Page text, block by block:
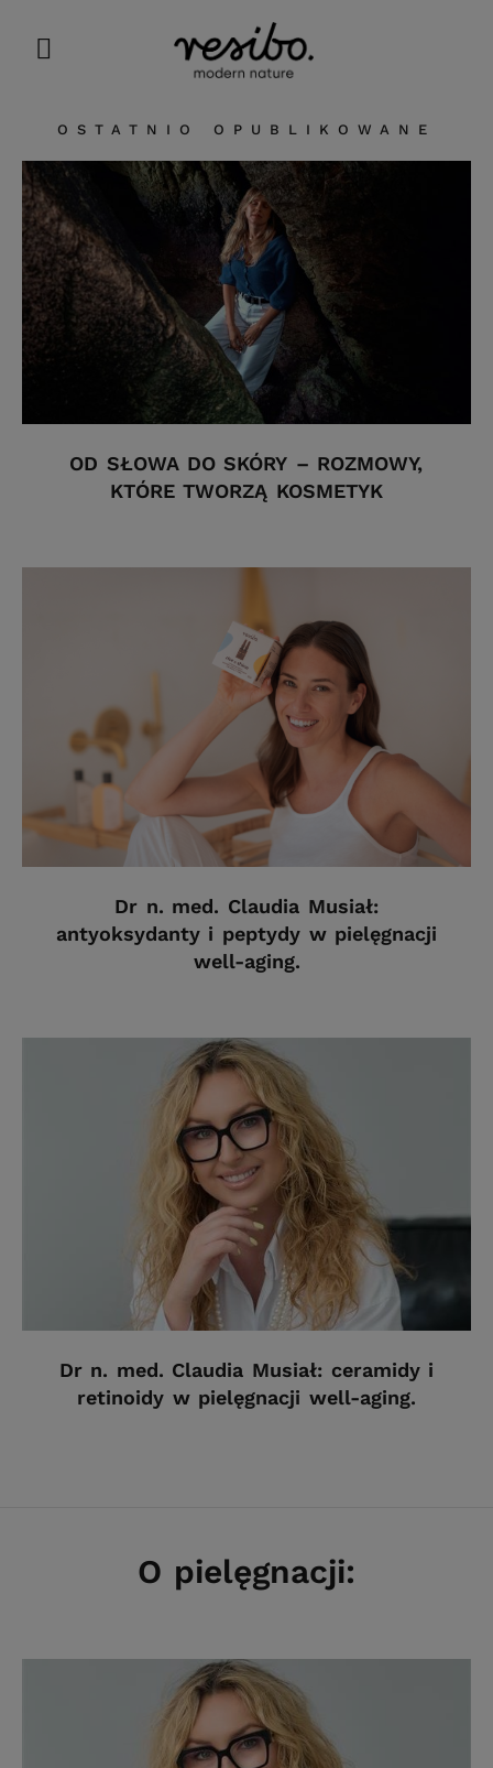
OSTATNIO OPUBLIKOWANE
OD SŁOWA DO SKÓRY – ROZMOWY,
KTÓRE TWORZĄ KOSMETYK
Dr n. med. Claudia Musiał:
antyoksydanty i peptydy w pielęgnacji
well-aging.
Dr n. med. Claudia Musiał: ceramidy i
retinoidy w pielęgnacji well-aging.
O pielęgnacji: